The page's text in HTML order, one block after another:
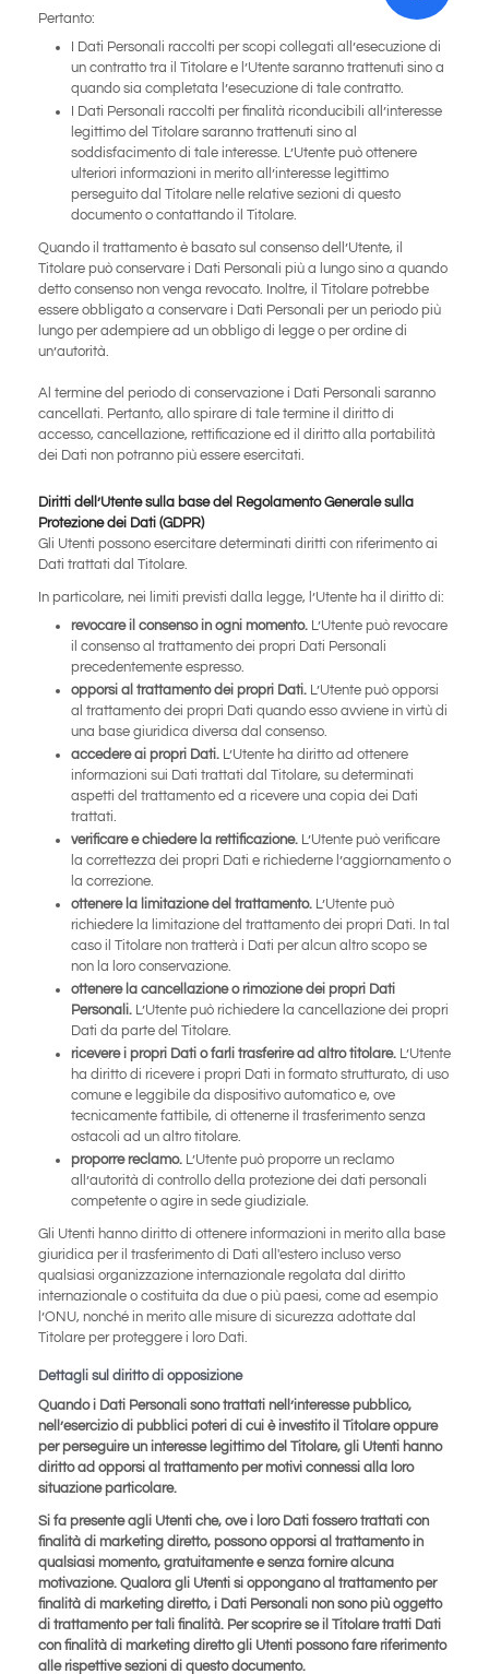
Pertanto:
I Dati Personali raccolti per scopi collegati all’esecuzione di
un contratto tra il Titolare e l’Utente saranno trattenuti sino a
quando sia completata l’esecuzione di tale contratto.
I Dati Personali raccolti per finalità riconducibili all’interesse
legittimo del Titolare saranno trattenuti sino al
soddisfacimento di tale interesse. L’Utente può ottenere
ulteriori informazioni in merito all’interesse legittimo
perseguito dal Titolare nelle relative sezioni di questo
documento o contattando il Titolare.
Quando il trattamento è basato sul consenso dell’Utente, il
Titolare può conservare i Dati Personali più a lungo sino a quando
detto consenso non venga revocato. Inoltre, il Titolare potrebbe
essere obbligato a conservare i Dati Personali per un periodo più
lungo per adempiere ad un obbligo di legge o per ordine di
un’autorità.
Al termine del periodo di conservazione i Dati Personali saranno
cancellati. Pertanto, allo spirare di tale termine il diritto di
accesso, cancellazione, rettificazione ed il diritto alla portabilità
dei Dati non potranno più essere esercitati.
Diritti dell’Utente sulla base del Regolamento Generale sulla
Protezione dei Dati (GDPR)
Gli Utenti possono esercitare determinati diritti con riferimento ai
Dati trattati dal Titolare.
In particolare, nei limiti previsti dalla legge, l’Utente ha il diritto di:
revocare il consenso in ogni momento. L’Utente può revocare
il consenso al trattamento dei propri Dati Personali
precedentemente espresso.
opporsi al trattamento dei propri Dati. L’Utente può opporsi
al trattamento dei propri Dati quando esso avviene in virtù di
una base giuridica diversa dal consenso.
accedere ai propri Dati. L’Utente ha diritto ad ottenere
informazioni sui Dati trattati dal Titolare, su determinati
aspetti del trattamento ed a ricevere una copia dei Dati
trattati.
verificare e chiedere la rettificazione. L’Utente può verificare
la correttezza dei propri Dati e richiederne l’aggiornamento o
la correzione.
ottenere la limitazione del trattamento. L’Utente può
richiedere la limitazione del trattamento dei propri Dati. In tal
caso il Titolare non tratterà i Dati per alcun altro scopo se
non la loro conservazione.
ottenere la cancellazione o rimozione dei propri Dati
Personali. L’Utente può richiedere la cancellazione dei propri
Dati da parte del Titolare.
ricevere i propri Dati o farli trasferire ad altro titolare. L’Utente
ha diritto di ricevere i propri Dati in formato strutturato, di uso
comune e leggibile da dispositivo automatico e, ove
tecnicamente fattibile, di ottenerne il trasferimento senza
ostacoli ad un altro titolare.
proporre reclamo. L’Utente può proporre un reclamo
all’autorità di controllo della protezione dei dati personali
competente o agire in sede giudiziale.
Gli Utenti hanno diritto di ottenere informazioni in merito alla base
giuridica per il trasferimento di Dati all'estero incluso verso
qualsiasi organizzazione internazionale regolata dal diritto
internazionale o costituita da due o più paesi, come ad esempio
l’ONU, nonché in merito alle misure di sicurezza adottate dal
Titolare per proteggere i loro Dati.
Dettagli sul diritto di opposizione
Quando i Dati Personali sono trattati nell’interesse pubblico,
nell’esercizio di pubblici poteri di cui è investito il Titolare oppure
per perseguire un interesse legittimo del Titolare, gli Utenti hanno
diritto ad opporsi al trattamento per motivi connessi alla loro
situazione particolare.
Si fa presente agli Utenti che, ove i loro Dati fossero trattati con
finalità di marketing diretto, possono opporsi al trattamento in
qualsiasi momento, gratuitamente e senza fornire alcuna
motivazione. Qualora gli Utenti si oppongano al trattamento per
finalità di marketing diretto, i Dati Personali non sono più oggetto
di trattamento per tali finalità. Per scoprire se il Titolare tratti Dati
con finalità di marketing diretto gli Utenti possono fare riferimento
alle rispettive sezioni di questo documento.